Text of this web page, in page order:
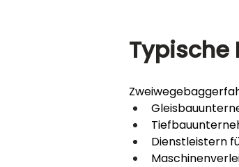
Typische
Dienstleistern